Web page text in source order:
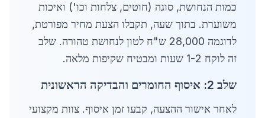
כמות הנחושת, סוגה (חוטים, צלחות וכו') ואיכות
משוערת. בתוך שעה, תקבלו הצעת מחיר מפורטת,
לדוגמה 28,000 ש"ח לטון לנחושת טהורה. שלב
זה לוקח 1-2 שעות ומבטיח שקיפות מלאה.
שלב 2: איסוף החומרים והבדיקה הראשונית
לאחר אישור ההצעה, קבעו זמן איסוף. צוות מקצועי